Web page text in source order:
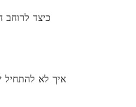
כיצד לרוחב
איך לא